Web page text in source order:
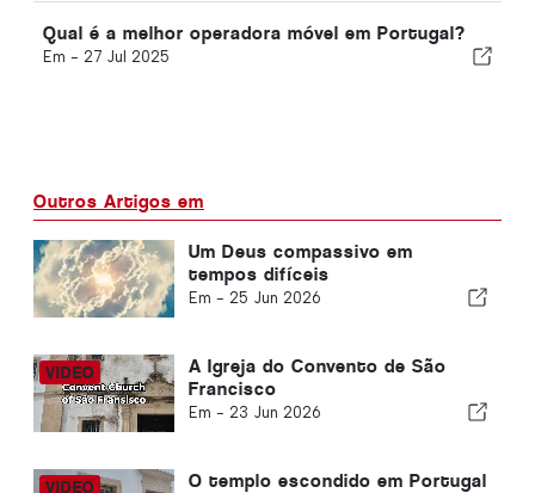
Qual é a melhor operadora móvel em Portugal?
Em - 27 Jul 2025
Outros Artigos em
Um Deus compassivo em
tempos difíceis
Em - 25 Jun 2026
A Igreja do Convento de São
Francisco
Em - 23 Jun 2026
O templo escondido em Portugal